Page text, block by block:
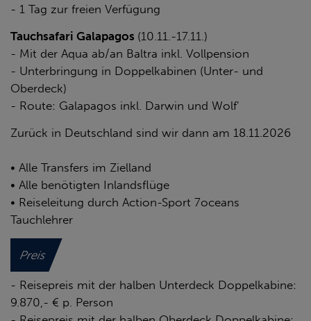
- 1 Tag zur freien Verfügung
Tauchsafari Galapagos (10.11.-17.11.)
- Mit der Aqua ab/an Baltra inkl. Vollpension
- Unterbringung in Doppelkabinen (Unter- und
Oberdeck)
- Route: Galapagos inkl. Darwin und Wolf'
Zurück in Deutschland sind wir dann am 18.11.2026
• Alle Transfers im Zielland
• Alle benötigten Inlandsflüge
• Reiseleitung durch Action-Sport 7oceans
Tauchlehrer
Preis
- Reisepreis mit der halben Unterdeck Doppelkabine:
9.870,- € p. Person